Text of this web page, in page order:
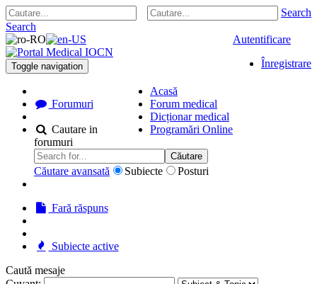
Search
Search
Autentificare
Înregistrare
Toggle navigation
Acasă
Forum medical
Dicționar medical
Programări Online
Forumuri
Cautare in
forumuri
Căutare
Căutare avansată Subiecte Posturi
Fară răspuns
Subiecte active
Caută mesaje